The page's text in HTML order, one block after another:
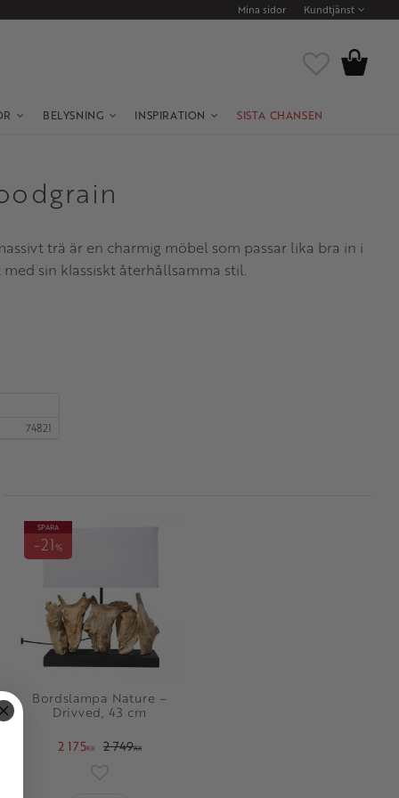
Mina sidor Kundtjänst
BELYSNING INSPIRATION SISTA CHANSEN
Favoriter
Kundvagn
trä är en charmig möbel som passar lika bra in i
sin klassiskt återhållsamma stil.
74821
Bordslampa Nature –
Drivved, 43 cm
2 175KR 2 749KR
SPARA
21%